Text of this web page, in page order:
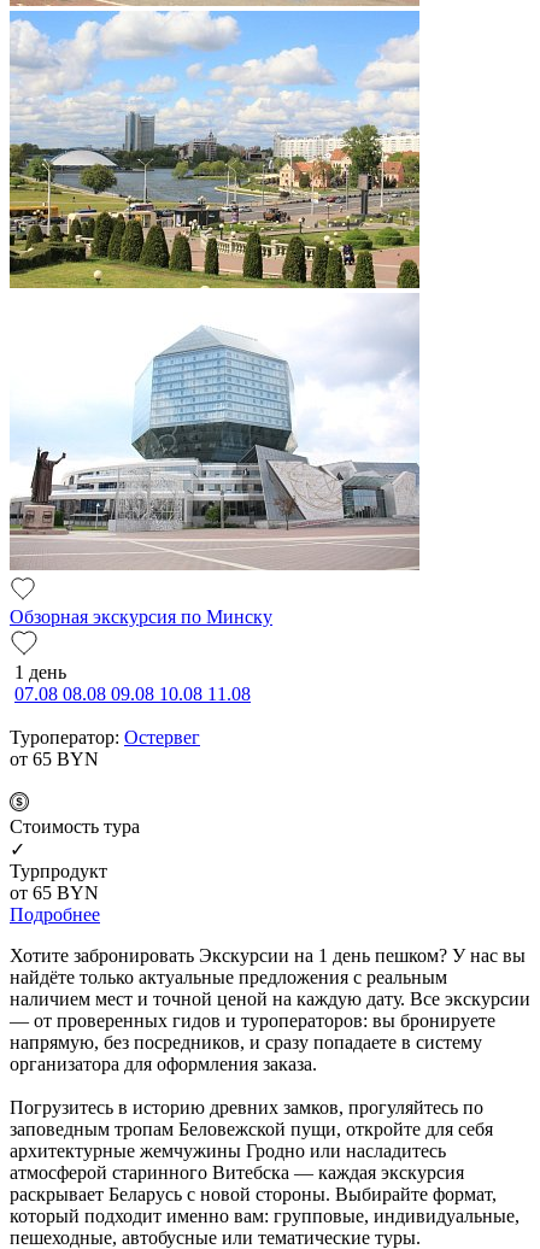
Обзорная экскурсия по Минску
1 день
07.08 08.08 09.08 10.08 11.08
Туроператор: Остервег
от 65 BYN
Cтоимость тура
✓
Турпродукт
от 65 BYN
Подробнее
Хотите забронировать Экскурсии на 1 день пешком? У нас вы
найдёте только актуальные предложения с реальным
наличием мест и точной ценой на каждую дату. Все экскурсии
— от проверенных гидов и туроператоров: вы бронируете
напрямую, без посредников, и сразу попадаете в систему
организатора для оформления заказа.
Погрузитесь в историю древних замков, прогуляйтесь по
заповедным тропам Беловежской пущи, откройте для себя
архитектурные жемчужины Гродно или насладитесь
атмосферой старинного Витебска — каждая экскурсия
раскрывает Беларусь с новой стороны. Выбирайте формат,
который подходит именно вам: групповые, индивидуальные,
пешеходные, автобусные или тематические туры.